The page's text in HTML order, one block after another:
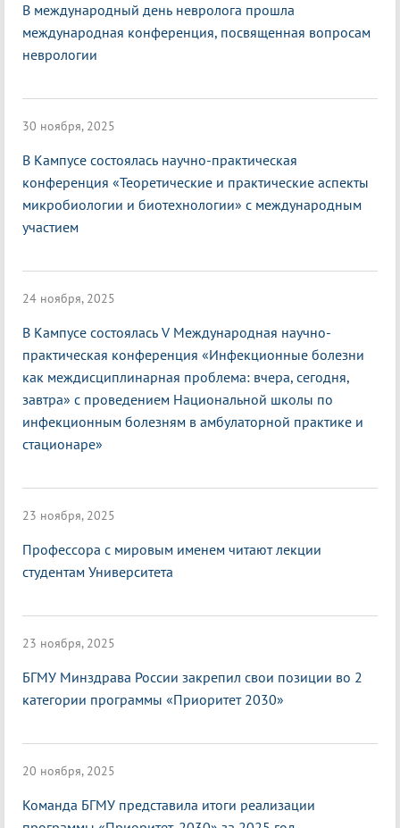
В международный день невролога прошла
международная конференция, посвященная вопросам
неврологии
30 ноября, 2025
В Кампусе состоялась научно-практическая
конференция «Теоретические и практические аспекты
микробиологии и биотехнологии» с международным
участием
24 ноября, 2025
В Кампусе состоялась V Международная научно-
практическая конференция «Инфекционные болезни
как междисциплинарная проблема: вчера, сегодня,
завтра» с проведением Национальной школы по
инфекционным болезням в амбулаторной практике и
стационаре»
23 ноября, 2025
Профессора с мировым именем читают лекции
студентам Университета
23 ноября, 2025
БГМУ Минздрава России закрепил свои позиции во 2
категории программы «Приоритет 2030»
20 ноября, 2025
Команда БГМУ представила итоги реализации